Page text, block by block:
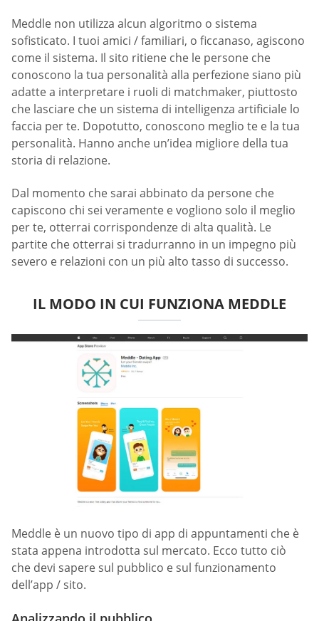
Meddle non utilizza alcun algoritmo o sistema
sofisticato. I tuoi amici / familiari, o ficcanaso, agiscono
come il sistema. Il sito ritiene che le persone che
conoscono la tua personalità alla perfezione siano più
adatte a interpretare i ruoli di matchmaker, piuttosto
che lasciare che un sistema di intelligenza artificiale lo
faccia per te. Dopotutto, conoscono meglio te e la tua
personalità. Hanno anche un’idea migliore della tua
storia di relazione.
Dal momento che sarai abbinato da persone che
capiscono chi sei veramente e vogliono solo il meglio
per te, otterrai corrispondenze di alta qualità. Le
partite che otterrai si tradurranno in un impegno più
severo e relazioni con un più alto tasso di successo.
IL MODO IN CUI FUNZIONA MEDDLE
Meddle è un nuovo tipo di app di appuntamenti che è
stata appena introdotta sul mercato. Ecco tutto ciò
che devi sapere sul pubblico e sul funzionamento
dell’app / sito.